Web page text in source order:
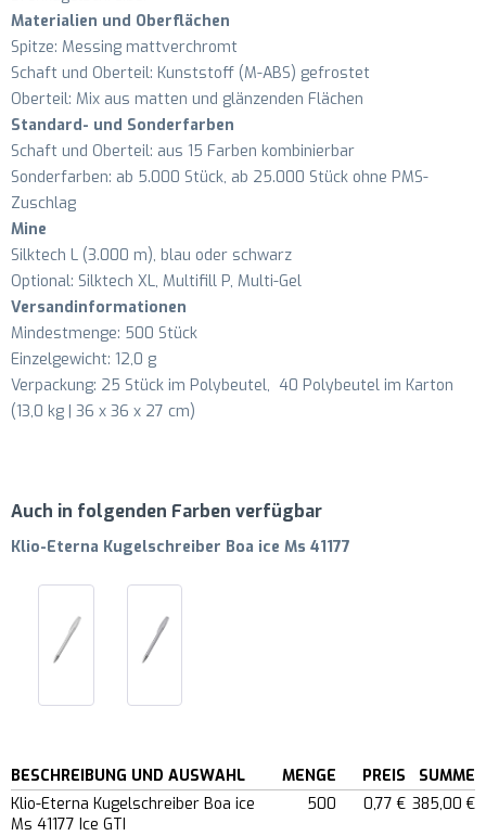
Materialien und Oberflächen
Spitze: Messing mattverchromt
Schaft und Oberteil: Kunststoff (M-ABS) gefrostet
Oberteil: Mix aus matten und glänzenden Flächen
Standard- und Sonderfarben
Schaft und Oberteil: aus 15 Farben kombinierbar
Sonderfarben: ab 5.000 Stück, ab 25.000 Stück ohne PMS-
Zuschlag
Mine
Silktech L (3.000 m), blau oder schwarz
Optional: Silktech XL, Multifill P, Multi-Gel
Versandinformationen
Mindestmenge: 500 Stück
Einzelgewicht: 12,0 g
Verpackung: 25 Stück im Polybeutel, 40 Polybeutel im Karton
(13,0 kg | 36 x 36 x 27 cm)
Auch in folgenden Farben verfügbar
Klio-Eterna Kugelschreiber Boa ice Ms 41177
BESCHREIBUNG UND AUSWAHL MENGE PREIS
SUMME
Klio-Eterna Kugelschreiber Boa ice
Ms 41177 Ice GTI
500 0,77 € 385,00 €